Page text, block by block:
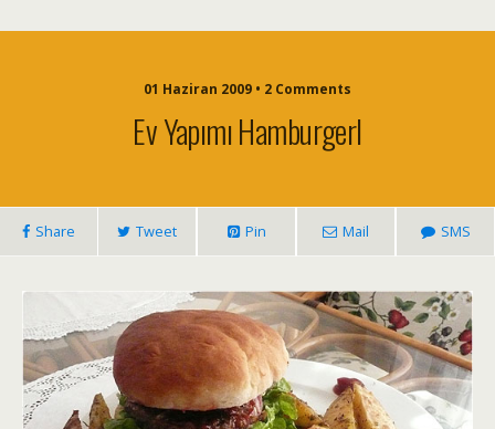
01 Haziran 2009 • 2 Comments
Ev Yapımı Hamburgerl
Share Tweet Pin Mail SMS